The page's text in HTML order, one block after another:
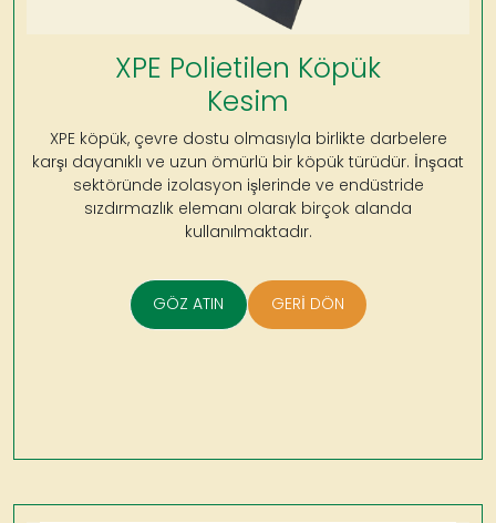
XPE Polietilen Köpük
Kesim
XPE köpük, çevre dostu olmasıyla birlikte darbelere
karşı dayanıklı ve uzun ömürlü bir köpük türüdür. İnşaat
sektöründe izolasyon işlerinde ve endüstride
sızdırmazlık elemanı olarak birçok alanda
kullanılmaktadır.
GÖZ ATIN GERİ DÖN